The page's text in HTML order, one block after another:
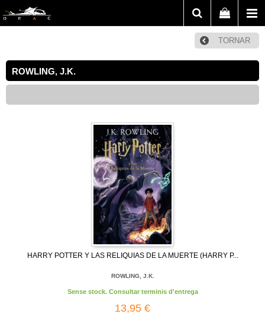
TORNAR
ROWLING, J.K.
HARRY POTTER Y LAS RELIQUIAS DE LA MUERTE (HARRY P...
ROWLING, J.K.
Sense stock. Consultar terminis d'entrega
13,95 €